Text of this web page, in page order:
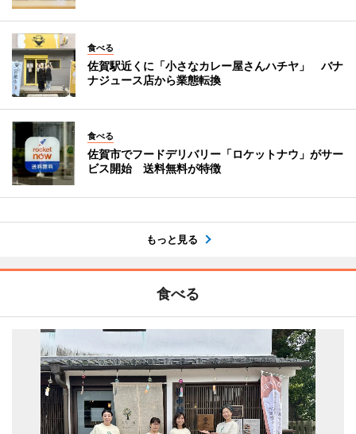
食べる
佐賀駅近くに「小さなカレー屋さんハチヤ」 バナ
ナジュース店から業態転換
食べる
佐賀市でフードデリバリー「ロケットナウ」がサー
ビス開始 送料無料が特徴
もっと見る
食べる